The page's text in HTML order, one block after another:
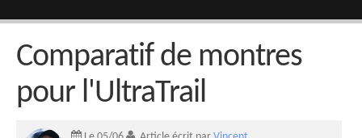
Comparatif de montres
pour l'UltraTrail